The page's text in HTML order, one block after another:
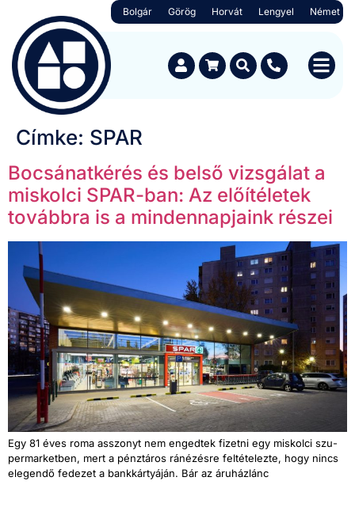
Bolgár Görög Horvát Lengyel Német
Címke: SPAR
Bocsánatkérés és belső vizsgálat a
miskolci SPAR-ban: Az előítéletek
továbbra is a mindennapjaink részei
Egy 81 éves roma ass­zonyt nem engedtek fizetni egy miskol­ci szu­
per­mar­ket­ben, mert a pénztáros ránézésre feltételezte, hogy nincs
ele­gendő fedezet a bankkár­tyáján. Bár az áruhá­zlánc